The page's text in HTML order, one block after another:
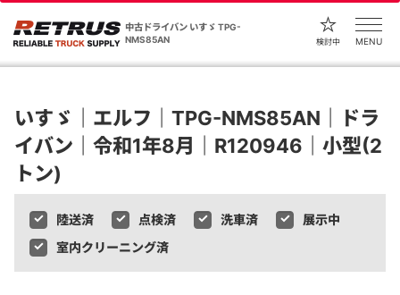
中古ドライバン いすゞ TPG-
NMS85AN
検討中 MENU
いすゞ｜エルフ｜TPG-NMS85AN｜ドラ
イバン｜令和1年8月｜R120946｜小型(2
トン)
陸送済 点検済 洗車済
展示中
室内クリーニング済